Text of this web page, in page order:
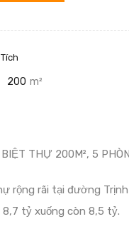
200 m²
THỰ 200M², 5
rộng rãi tại đường
tỷ xuống còn 8,5 tỷ.